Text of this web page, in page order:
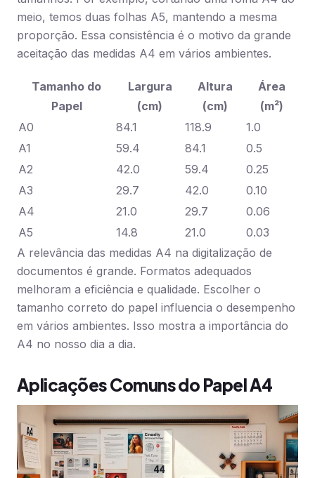
meio, temos duas folhas A5, mantendo a mesma
proporção. Essa consistência é o motivo da grande
aceitação das medidas A4 em vários ambientes.
Tamanho do
Papel
Largura
(cm)
Altura
(cm)
Área
(m²)
A0
84.1 118.9
1.0
A1
59.4 84.1
0.5
A2
42.0 59.4
0.25
A3
29.7 42.0
0.10
A4
21.0 29.7
0.06
A5
14.8 21.0
0.03
A relevância das medidas A4 na digitalização de
documentos é grande. Formatos adequados
melhoram a eficiência e qualidade. Escolher o
tamanho correto do papel influencia o desempenho
em vários ambientes. Isso mostra a importância do
A4 no nosso dia a dia.
Aplicações Comuns do Papel A4